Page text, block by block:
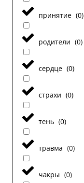
принятие (0)
родители (0)
сердце (0)
страхи (0)
тень (0)
травма (0)
чакры (0)